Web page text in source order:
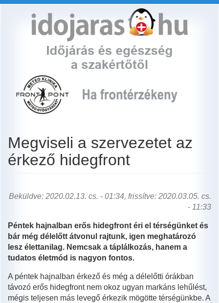
Megviseli a szervezetet az
érkező hidegfront
Beküldve: 2020.02.13. cs. - 01:34, frissítve: 2020.03.05. cs.
- 11:33
Péntek hajnalban erős hidegfront éri el térségünket és
bár még délelőtt átvonul rajtunk, igen meghatározó
lesz élettanilag. Nemcsak a táplálkozás, hanem a
tudatos életmód is nagyon fontos.
A péntek hajnalban érkező és még a délelőtti órákban
távozó erős hidegfront nem okoz ugyan markáns lehűlést,
mégis teljesen más levegő érkezik mögötte térségünkbe. A